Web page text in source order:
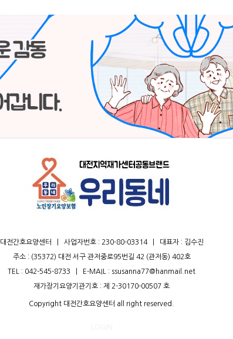
대전간호요양센터 사업자번호 : 230-80-03314 대표자 : 김수진
주소 : (35372) 대전 서구 관저중로95번길 42 (관저동) 402호
TEL : 042-545-8733 E-MAIL : ssusanna77@hanmail.net
재가장기요양기관기호 : 제 2-30170-00507 호
Copyright 대전간호요양센터 all right reserved.